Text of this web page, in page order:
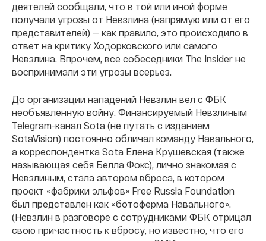
деятелей сообщали, что в той или иной форме
получали угрозы от Невзлина (напрямую или от его
представителей) — как правило, это происходило в
ответ на критику Ходорковского или самого
Невзлина. Впрочем, все собеседники The Insider не
воспринимали эти угрозы всерьез.
До организации нападений Невзлин вел с ФБК
необъявленную войну. Финансируемый Невзлиным
Telegram-канал Sota (не путать с изданием
SotaVision) постоянно обличал команду Навального,
а корреспондентка Sota Елена Крушевская (также
называющая себя Белла Фокс), лично знакомая с
Невзлиным, стала автором вброса, в котором
проект «фабрики эльфов» Free Russia Foundation
был представлен как «ботоферма Навального».
(Невзлин в разговоре с сотрудниками ФБК отрицал
свою причастность к вбросу, но известно, что его